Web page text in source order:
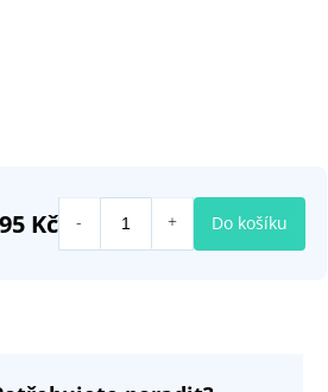
Kč Do košíku